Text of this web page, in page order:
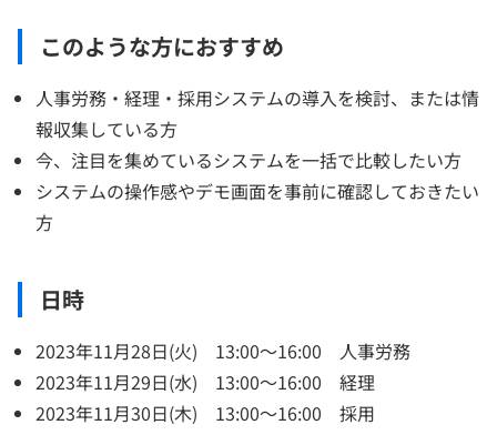
このような方におすすめ
人事労務・経理・採用システムの導入を検討、または情
報収集している方
今、注目を集めているシステムを一括で比較したい方
システムの操作感やデモ画面を事前に確認しておきたい
方
日時
2023年11月28日(火) 13:00～16:00 人事労務
2023年11月29日(水) 13:00～16:00 経理
2023年11月30日(木) 13:00～16:00 採用